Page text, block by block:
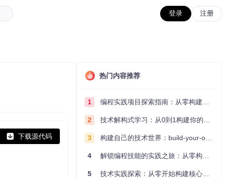
登录 注册
下载源代码
热门内容推荐
1 编程实践项目探索指南：从零构建技术能力体系
2 技术解构式学习：从0到1构建你的编程知识体系
3 构建自己的技术世界：build-your-own-x项目的实践探索指南
4 解锁编程技能的实践之旅：从零构建你的技术世界
5 技术实践探索：从零开始构建核心系统的实践指南